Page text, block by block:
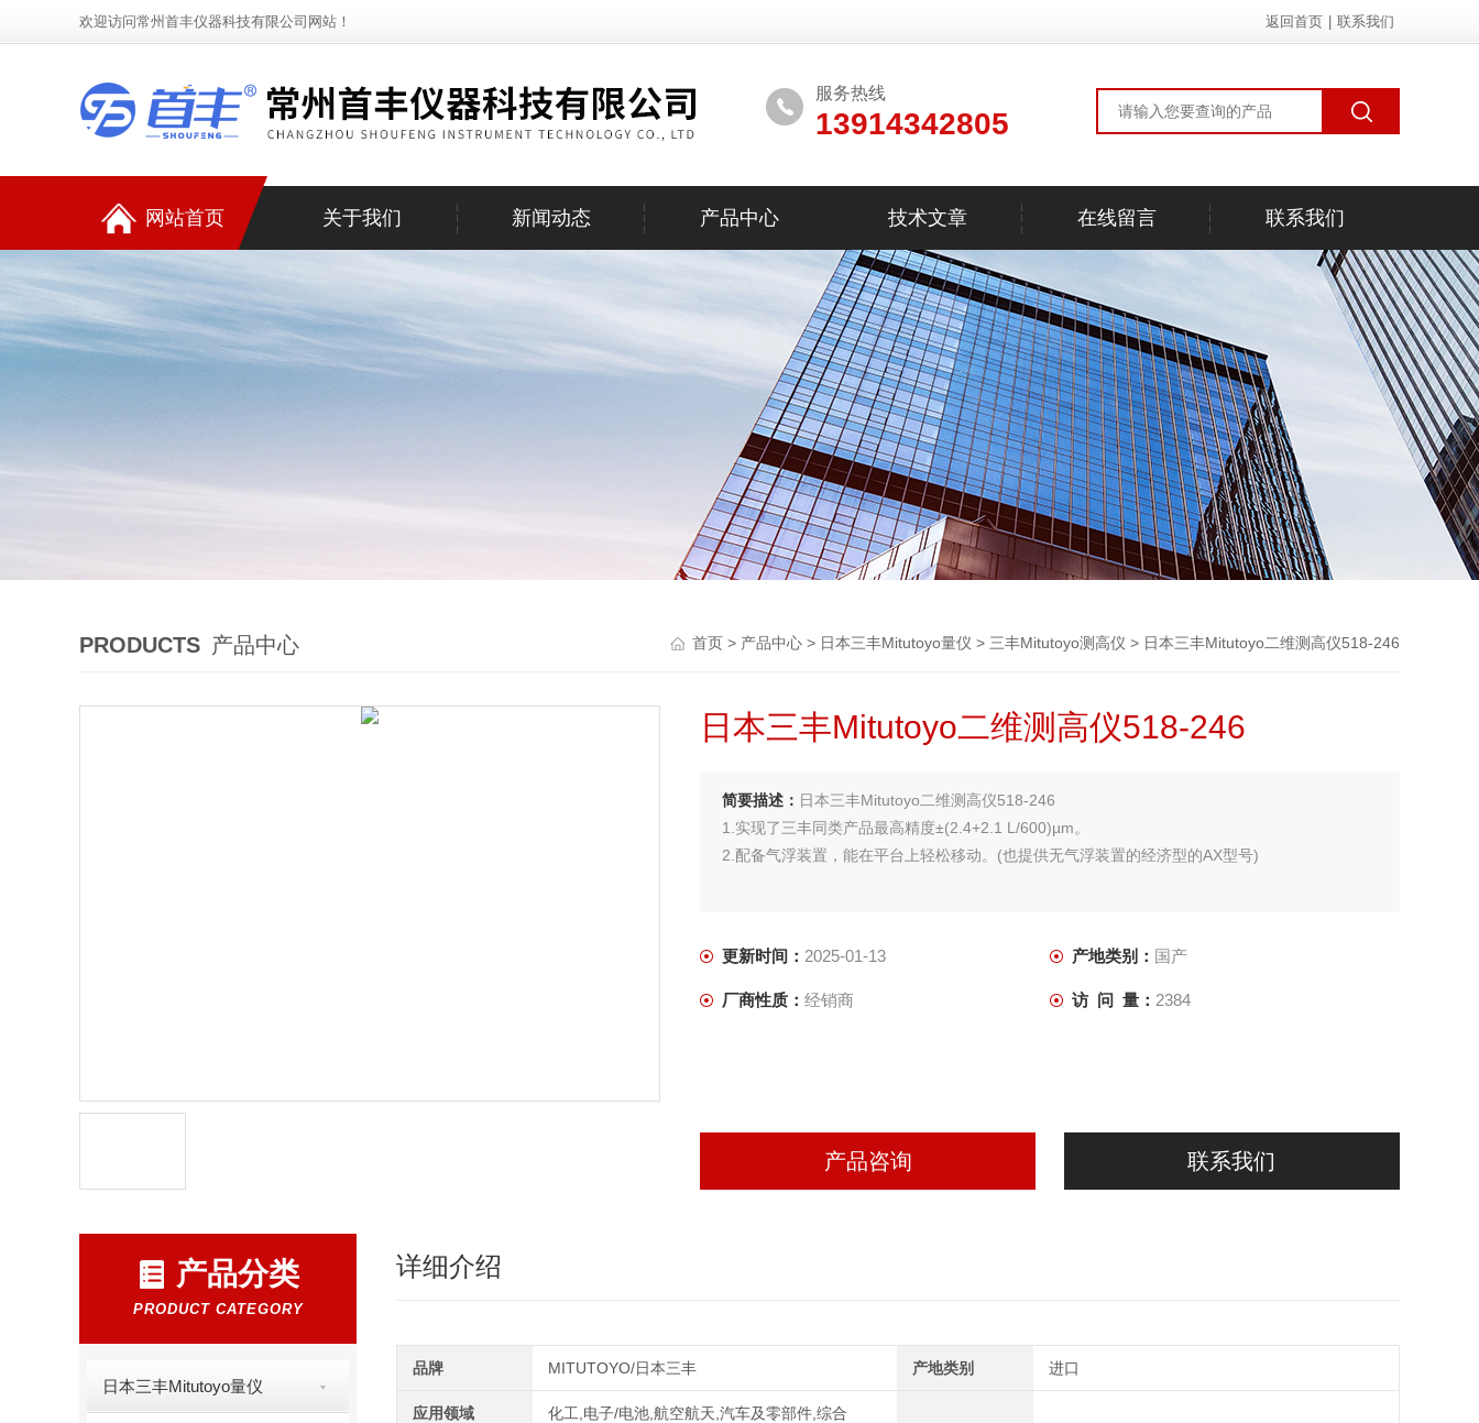
欢迎访问常州首丰仪器科技有限公司网站！ 返回首页 联系我们
服务热线
13914342805
网站首页 关于我们 新闻动态 产品中心 技术文章 在线留言 联系我们
PRODUCTS 产品中心 首页 > 产品中心 > 日本三丰Mitutoyo量仪 > 三丰Mitutoyo测高仪 > 日本三丰Mitutoyo二维测高仪518-246
日本三丰Mitutoyo二维测高仪518-246
简要描述： 日本三丰Mitutoyo二维测高仪518-246
1.实现了三丰同类产品最高精度±(2.4+2.1 L/600)µm。
2.配备气浮装置，能在平台上轻松移动。(也提供无气浮装置的经济型的AX型号)
更新时间： 2025-01-13 产地类别： 国产
厂商性质： 经销商 访 问 量： 2384
产品咨询 联系我们
产品分类
PRODUCT CATEGORY
日本三丰Mitutoyo量仪
详细介绍
品牌 MITUTOYO/日本三丰 产地类别 进口
应用领域 化工,电子/电池,航空航天,汽车及零部件,综合